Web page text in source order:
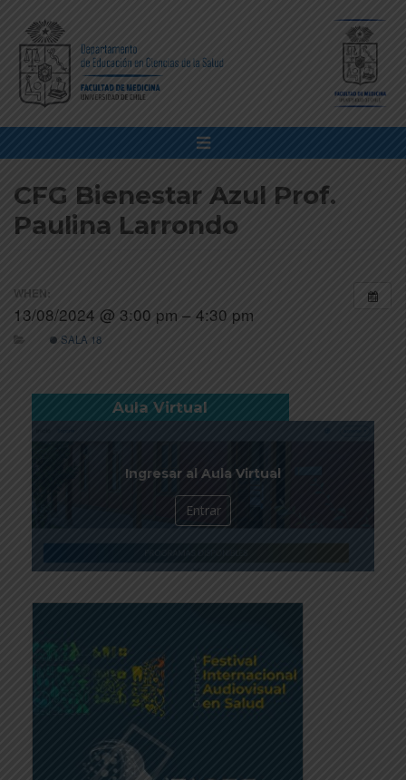
CFG Bienestar Azul Prof.
Paulina Larrondo
WHEN:
13/08/2024 @ 3:00 pm – 4:30 pm
SALA 18
Aula Virtual
Ingresar al Aula Virtual
Entrar